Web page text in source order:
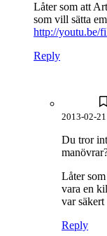
Låter som att
som vill sätta
http://youtu.be/
Reply
2013-02-
Du tror
Låter
vara en
var
Reply